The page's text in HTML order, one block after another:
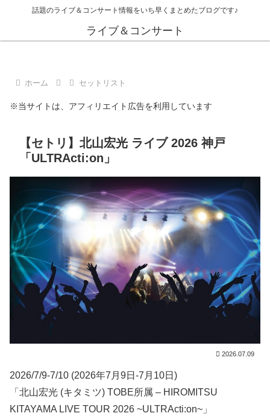
話題のライブ＆コンサート情報をいち早くまとめたブログです♪
ライブ＆コンサート
ホーム セットリスト
※当サイトは、アフィリエイト広告を利用しています
【セトリ】北山宏光 ライブ 2026 神戸
「ULTRActi:on」
2026.07.09
2026/7/9-7/10 (2026年7月9日-7月10日)
「北山宏光 (キタミツ) TOBE所属 – HIROMITSU
KITAYAMA LIVE TOUR 2026 ~ULTRActi:on~」